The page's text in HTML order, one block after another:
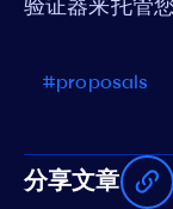
验证器来托管
#proposals
分享文章